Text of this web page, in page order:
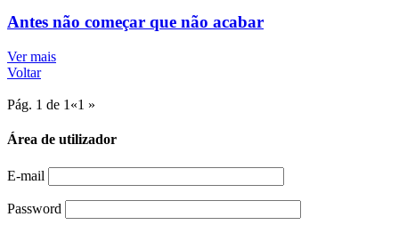
Antes não começar que não acabar
Ver mais
Voltar
Pág. 1 de 1 «1 »
Área de utilizador
E-mail
Password